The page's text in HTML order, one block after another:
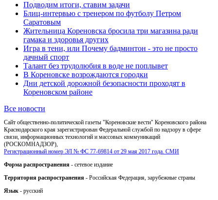
Подводим итоги, ставим задачи
Блиц-интервью с тренером по футболу Петром
Саратовым
Жительница Кореновска бросила три магазина ради
гамака и здоровья других
Игра в тени, или Почему бадминтон - это не просто
дачный спорт
Талант без трудолюбия в воде не поплывет
В Кореновске возрождаются городки
Дни детской дорожной безопасности проходят в
Кореновском районе
Все новости
Сайт общественно-политической газеты "Кореновские вести" Кореновского района
Краснодарского края зарегистрирован Федеральной службой по надзору в сфере
связи, информационных технологий и массовых коммуникаций
(РОСКОМНАДЗОР),
Регистрационный номер ЭЛ № ФС 77-69814 от 29 мая 2017 года. СМИ
Форма распространения - сетевое издание
Территория распространения - Российская Федерация, зарубежные страны
Язык - русский